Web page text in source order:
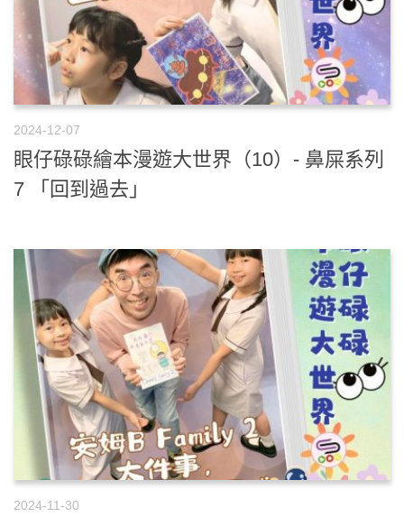
2024-12-07
眼仔碌碌繪本漫遊大世界（10）- 鼻屎系列
7 「回到過去」
2024-11-30